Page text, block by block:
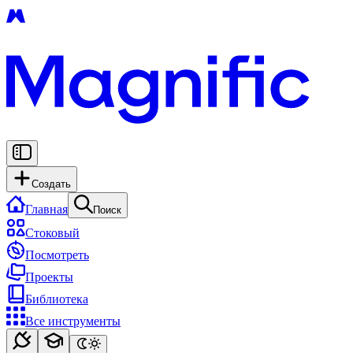
Создать
Главная Поиск
Стоковый
Посмотреть
Проекты
Библиотека
Все инструменты